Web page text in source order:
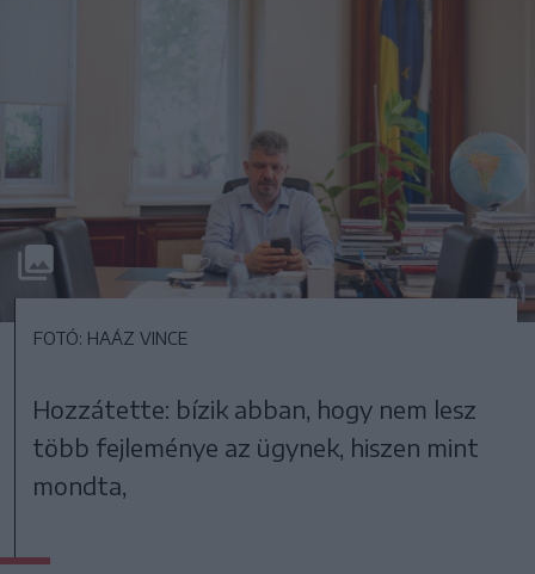
FOTÓ: HAÁZ VINCE
Hozzátette: bízik abban, hogy nem lesz
több fejleménye az ügynek, hiszen mint
mondta,